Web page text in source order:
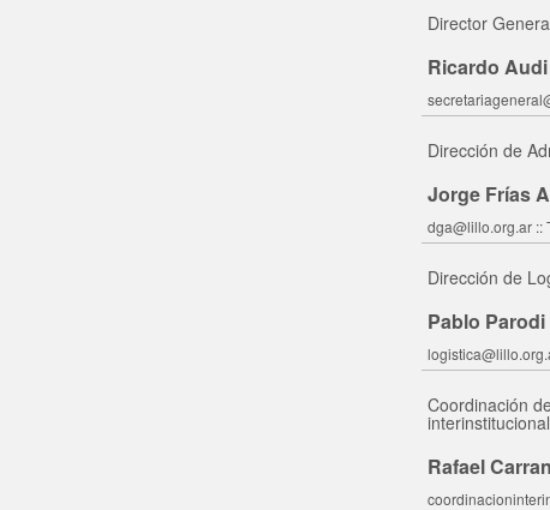
Director
Ricardo
Dirección de
Jorge Frías
dga@lillo.org.ar ::
Dirección de
Pablo Parodi
Coordinación
Rafael